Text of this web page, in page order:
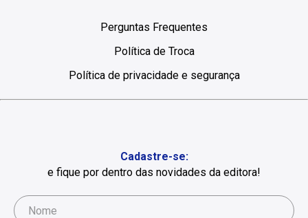
Perguntas Frequentes
Política de Troca
Política de privacidade e segurança
Cadastre-se:
e fique por dentro das novidades da editora!